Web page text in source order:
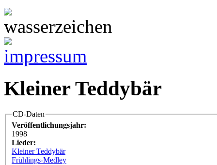
Kleiner Teddybär
CD-Daten
Veröffentlichungsjahr:
1998
Lieder:
Kleiner Teddybär
Frühlings-Medley